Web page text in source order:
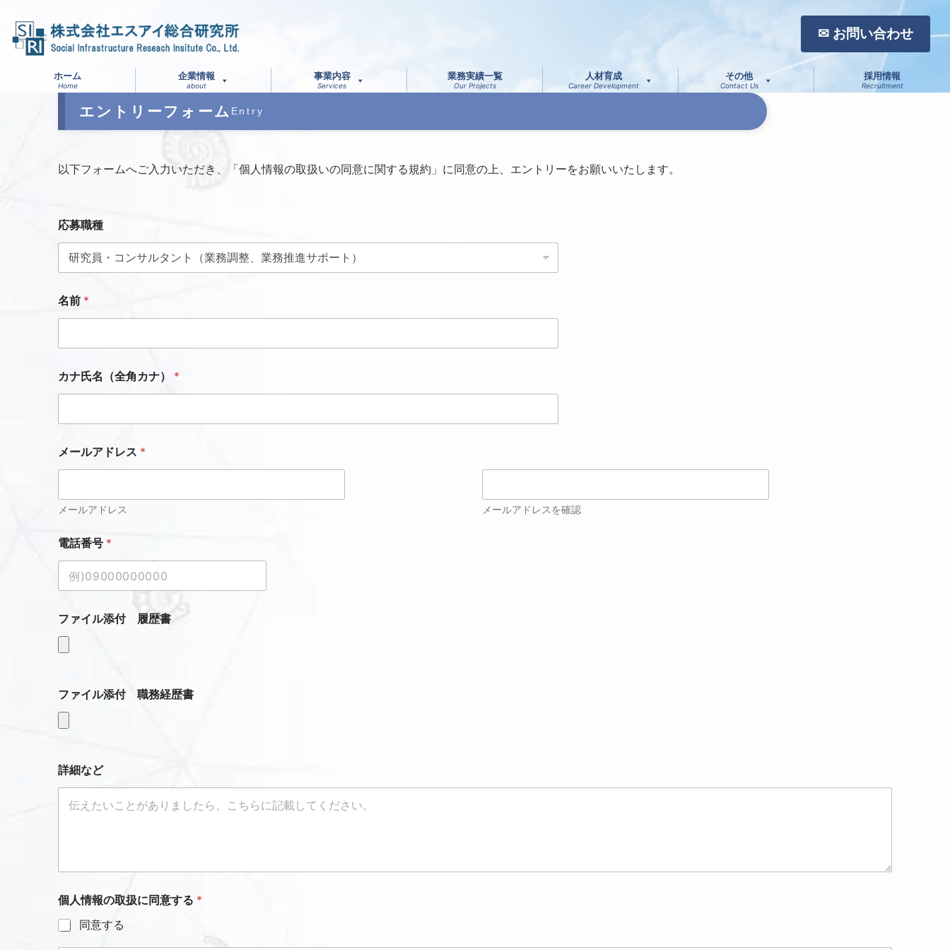
✉ お問い合わせ
ホーム
Home
企業情報
about
事業内容
Services
業務実績一覧
Our Projects
人材育成
Career Development
その他
Contact Us
採用情報
Recruitment
エントリーフォーム Entry
以下フォームへご入力いただき、「個人情報の取扱いの同意に関する規約」に同意の上、エントリーをお願いいたします。
応募職種
ァ
イ
添
職
務
歴
詳
フ
ァ
ル
添
付
歴
書
名前 *
カナ氏名（全角カナ） *
メールアドレス *
メールアドレス メールアドレスを確認
電話番号 *
ファイル添付 履歴書
ファイル添付 職務経歴書
詳細など
個人情報の取扱に同意する *
同意する